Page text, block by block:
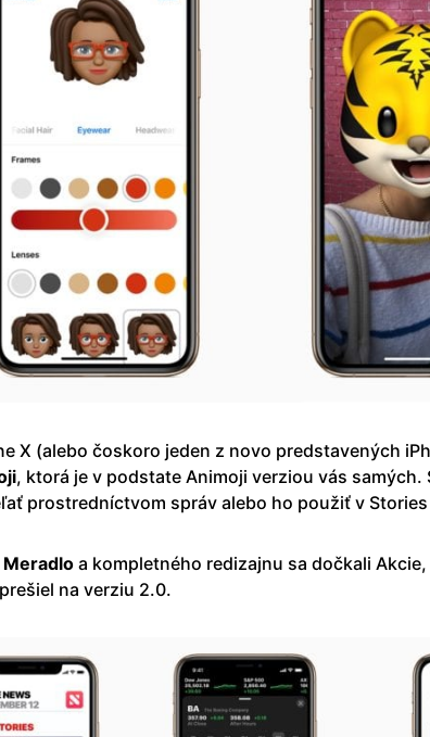
X (alebo čoskoro jeden z novo predstavených
, ktorá je v podstate Animoji verziou vás samých.
prostredníctvom správ alebo ho použiť v
Meradlo a kompletného redizajnu sa dočkali
na verziu 2.0.